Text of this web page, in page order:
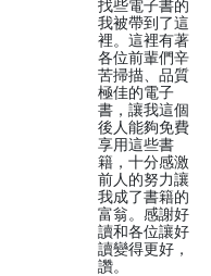
找些電子書的
我被帶到了這
裡。這裡有著
各位前輩們辛
苦掃描、品質
極佳的電子
書，讓我這個
後人能夠免費
享用這些書
籍，十分感激
前人的努力讓
我成了書籍的
富翁。感謝好
讀和各位讓好
讀變得更好，
讚。